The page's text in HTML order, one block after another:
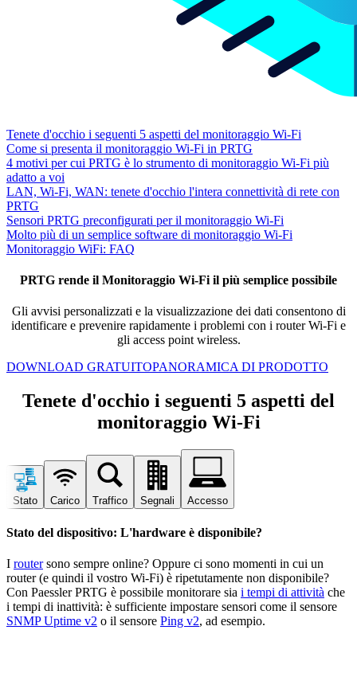
Tenete d'occhio i seguenti 5 aspetti del monitoraggio Wi-Fi
Come si presenta il monitoraggio Wi-Fi in PRTG
4 motivi per cui PRTG è lo strumento di monitoraggio Wi-Fi più
adatto a voi
LAN, Wi-Fi, WAN: tenete d'occhio l'intera connettività di rete con
PRTG
Sensori PRTG preconfigurati per il monitoraggio Wi-Fi
Molto più di un semplice software di monitoraggio Wi-Fi
Monitoraggio WiFi: FAQ
PRTG rende il Monitoraggio Wi-Fi il più semplice possibile
Gli avvisi personalizzati e la visualizzazione dei dati consentono di
identificare e prevenire rapidamente i problemi con i router Wi-Fi e
gli access point wireless.
DOWNLOAD GRATUITOPANORAMICA DI PRODOTTO
Tenete d'occhio i seguenti 5 aspetti del
monitoraggio Wi-Fi
Stato Carico Traffico Segnali Accesso
Stato del dispositivo: L'hardware è disponibile?
I routersono sempre online? Oppure ci sono momenti in cui un
router (e quindi il vostro Wi-Fi) è ripetutamente non disponibile?
Con Paessler PRTG è possibile monitorare sia i tempi di attività che
i tempi di inattività: è sufficiente impostare sensori come il sensore
SNMP Uptime v2 o il sensore Ping v2, ad esempio.